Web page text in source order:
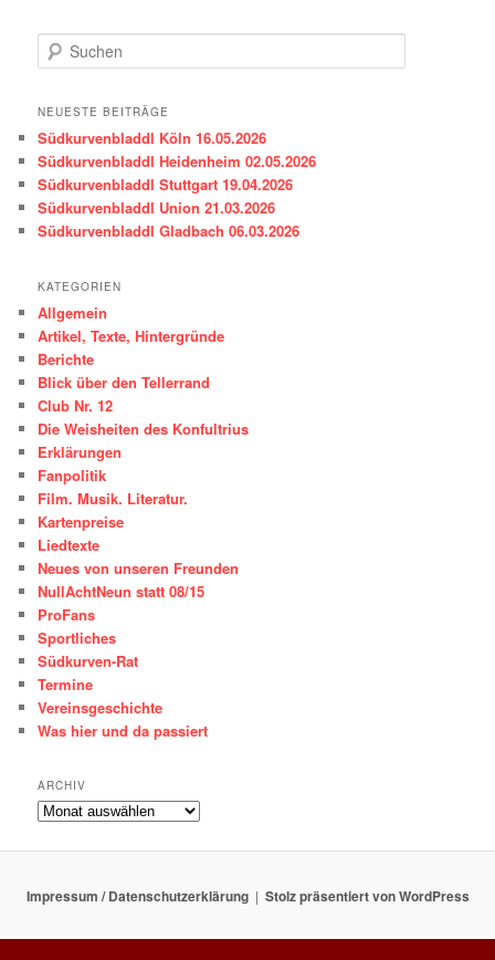
u
h
n
NEUESTE BEITRÄGE
Südkurvenbladdl Köln 16.05.2026
Südkurvenbladdl Heidenheim 02.05.2026
Südkurvenbladdl Stuttgart 19.04.2026
Südkurvenbladdl Union 21.03.2026
Südkurvenbladdl Gladbach 06.03.2026
KATEGORIEN
Allgemein
Artikel, Texte, Hintergründe
Berichte
Blick über den Tellerrand
Club Nr. 12
Die Weisheiten des Konfultrius
Erklärungen
Fanpolitik
Film. Musik. Literatur.
Kartenpreise
Liedtexte
Neues von unseren Freunden
NullAchtNeun statt 08/15
ProFans
Sportliches
Südkurven-Rat
Termine
Vereinsgeschichte
Was hier und da passiert
ARCHIV
ARCHIV
Impressum / Datenschutzerklärung Stolz präsentiert von WordPress